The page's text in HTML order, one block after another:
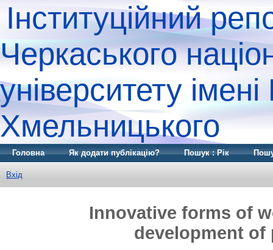
Інституційний
Черкаського
університету
Хмельницького
Головна Як додати публікацію? Пошук : Рік
Вхід
Innovative forms of
development of